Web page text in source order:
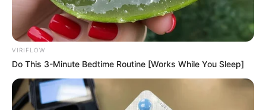
VIRIFLOW
Do This 3-Minute Bedtime Routine [Works While You Sleep]